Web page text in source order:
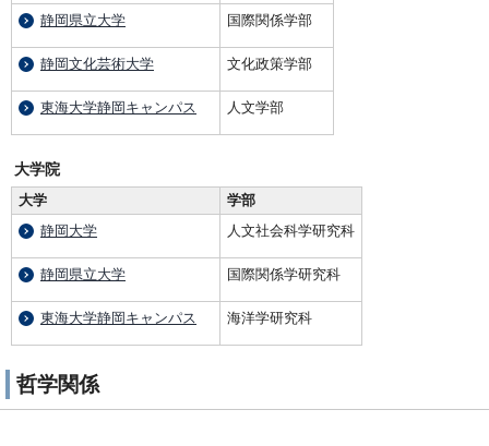
静岡県立大学 国際関係学部
静岡文化芸術大学 文化政策学部
東海大学静岡キャンパス 人文学部
大学院
大学
学部
静岡大学
人文社会科学研究科
静岡県立大学 国際関係学研究科
東海大学静岡キャンパス 海洋学研究科
哲学関係